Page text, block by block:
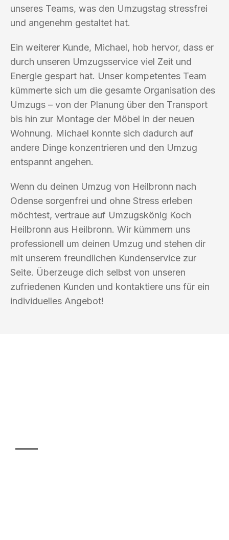
unseres Teams, was den Umzugstag stressfrei
und angenehm gestaltet hat.
Ein weiterer Kunde, Michael, hob hervor, dass er
durch unseren Umzugsservice viel Zeit und
Energie gespart hat. Unser kompetentes Team
kümmerte sich um die gesamte Organisation des
Umzugs – von der Planung über den Transport
bis hin zur Montage der Möbel in der neuen
Wohnung. Michael konnte sich dadurch auf
andere Dinge konzentrieren und den Umzug
entspannt angehen.
Wenn du deinen Umzug von Heilbronn nach
Odense sorgenfrei und ohne Stress erleben
möchtest, vertraue auf Umzugskönig Koch
Heilbronn aus Heilbronn. Wir kümmern uns
professionell um deinen Umzug und stehen dir
mit unserem freundlichen Kundenservice zur
Seite. Überzeuge dich selbst von unseren
zufriedenen Kunden und kontaktiere uns für ein
individuelles Angebot!